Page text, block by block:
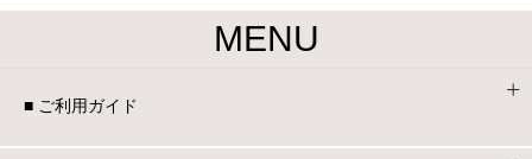
MENU
■ ご利用ガイド